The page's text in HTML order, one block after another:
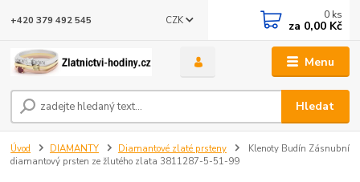
Menu
CZK
Hledat
+420 379 492 545 0 ks
za 0,00 Kč
Úvod DIAMANTY Diamantové zlaté prsteny
Klenoty Budín Zásnubní
diamantový prsten ze žlutého zlata 3811287-5-51-99